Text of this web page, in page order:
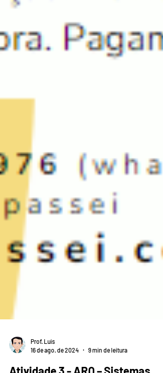
Prof. Luis